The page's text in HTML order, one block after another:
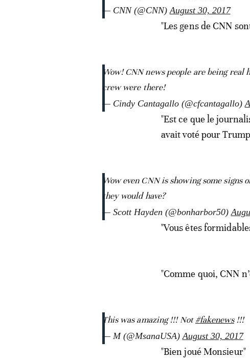
— CNN (@CNN) August 30, 2017
"Les gens de CNN
Wow! CNN news people are being
crew were there!
— Cindy Cantagallo (@cfcantagallo)
"Est ce que le
avait voté pour
Wow even CNN is showing some
they would have?
— Scott Hayden (@bonharbor50)
"Vous êtes
"Comme quoi, CNN
This was amazing !!! Not#fakenews!!!
— M (@MsanaUSA) August 30, 2017
"Bien joué Monsieur"